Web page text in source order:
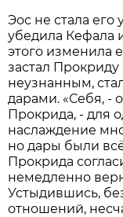
Эос не стала его
убедила Кефала
этого изменила
застал Прокриду
неузнанным,
дарами. «Себя, -
Прокрида, - для
наслаждение
но дары были
Прокрида
немедленно
Устыдившись,
отношений,